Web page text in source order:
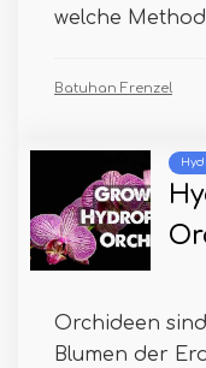
welche
Batuhan Frenzel
Orchideen
Blumen der